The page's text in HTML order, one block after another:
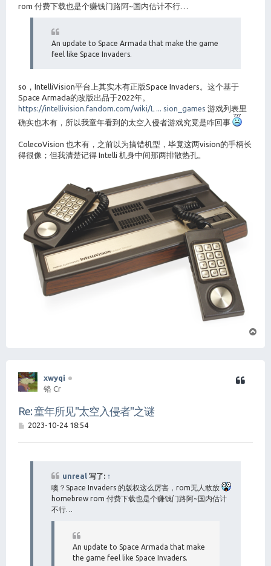
rom 付费下载也是个赚钱门路阿~国内估计不行…
An update to Space Armada that make the game
feel like Space Invaders.
so，IntelliVision平台上其实木有正版Space Invaders。这个基于
Space Armada的改版出品于2022年。
https://intellivision.fandom.com/wiki/L ... sion_games 游戏列表里
确实也木有，所以我童年看到的太空入侵者游戏究竟是咋回事
ColecoVision 也木有，之前以为搞错机型，毕竟这两vision的手柄长
得很像；但我清楚记得 Intelli 机身中间那两排散热孔。
xwyqi
铬 Cr
Re: 童年所见"太空入侵者"之谜
帖
2023-10-24 18:54
unreal 写了: ↑
噢？Space Invaders 的版权这么厉害，rom无人敢放
homebrew rom 付费下载也是个赚钱门路阿~国内估计
不行…
An update to Space Armada that make
the game feel like Space Invaders.